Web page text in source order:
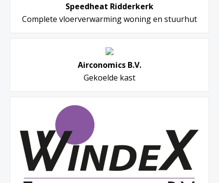
Speedheat Ridderkerk
Complete vloerverwarming woning en stuurhut
Airconomics B.V.
Gekoelde kast